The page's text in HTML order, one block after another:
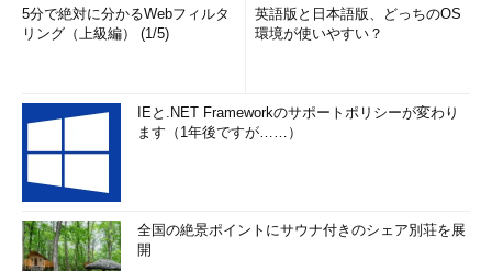
5分で絶対に分かるWebフィルタ
リング（上級編） (1/5)
英語版と日本語版、どっちのOS
環境が使いやすい？
IEと.NET Frameworkのサポートポリシーが変わり
ます（1年後ですが……）
全国の絶景ポイントにサウナ付きのシェア別荘を展
開